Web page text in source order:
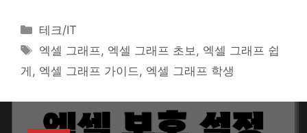
카
테
리
테크/IT
태
그
엑셀 그래프, 엑셀 그래프 초보, 엑셀 그래프 쉽
게, 엑셀 그래프 가이드, 엑셀 그래프 학생